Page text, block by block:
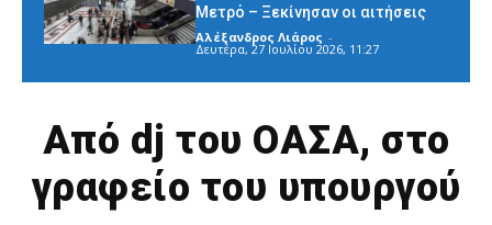
Μετρό – Ξεκίνησαν οι αιτήσεις
Αλέξανδρος Λιάρος -
Δευτέρα, 27 Ιουλίου 2026, 11:27
Από dj του ΟΑΣΑ, στο
γραφείο του υπουργού